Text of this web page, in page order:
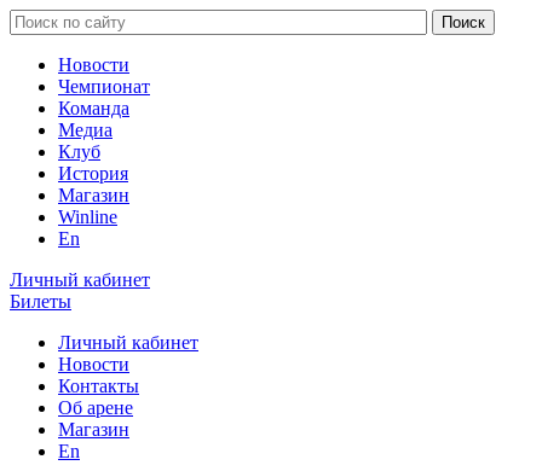
Новости
Чемпионат
Команда
Медиа
Клуб
История
Магазин
Winline
En
Личный кабинет
Билеты
Личный кабинет
Новости
Контакты
Об арене
Магазин
En